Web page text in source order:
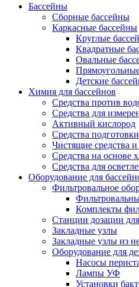
Бассейны
Сборные бассейны
Каркасные бассейны
Круглые
Квадратные
Овальные
Детские
Химия для бассейнов
Средства против
Средства для
Активный кислород
Средства
Чистящие средства и
Средства на основе
Средства для
Оборудование для
Фильтровальное
Комплекты
Станции дозации
Закладные узлы
Закладные узлы из
Оборудование для
Насосы
Лампы УФ
Установки